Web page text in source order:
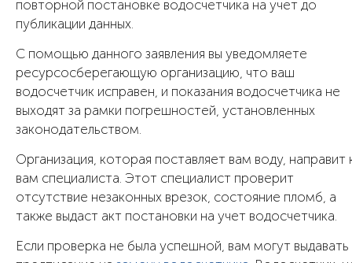
повторной постановке водосчетчика на учет до
публикации данных.
С помощью данного заявления вы уведомляете
ресурсосберегающую организацию, что ваш
водосчетчик исправен, и показания водосчетчика не
выходят за рамки погрешностей, установленных
законодательством.
Организация, которая поставляет вам воду, направит
вам специалиста. Этот специалист проверит
отсутствие незаконных врезок, состояние пломб, а
также выдаст акт постановки на учет водосчетчика.
Если проверка не была успешной, вам могут выдавать